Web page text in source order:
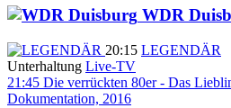
WDR
20:15 LEGENDÄR
Unterhaltung Live-TV
21:45 Die verrückten 80er - Das
Dokumentation, 2016